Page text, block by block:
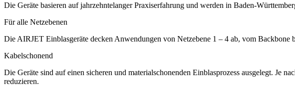
Die Geräte basieren auf jahrzehntelanger Praxiserfahrung und werden in Baden-
Für alle Netzebenen
Die AIRJET Einblasgeräte decken Anwendungen von Netzebene 1 – 4 ab, vom
Kabelschonend
Die Geräte sind auf einen sicheren und materialschonenden Einblasprozess ausgelegt. Je
reduzieren.